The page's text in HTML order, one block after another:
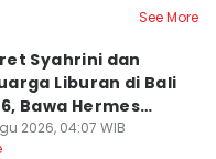
See More
Syahrini dan
Liburan di Bali
Bawa Hermes
2026, 04:07 WIB